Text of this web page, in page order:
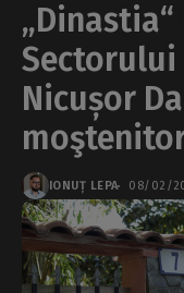
Nicușor
IONUȚ LEPA 08/02/